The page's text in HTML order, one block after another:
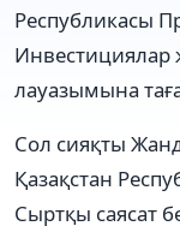
Республикасы
Инвестициялар
лауазымына
Сол сияқты
Қазақстан
Сыртқы саясат